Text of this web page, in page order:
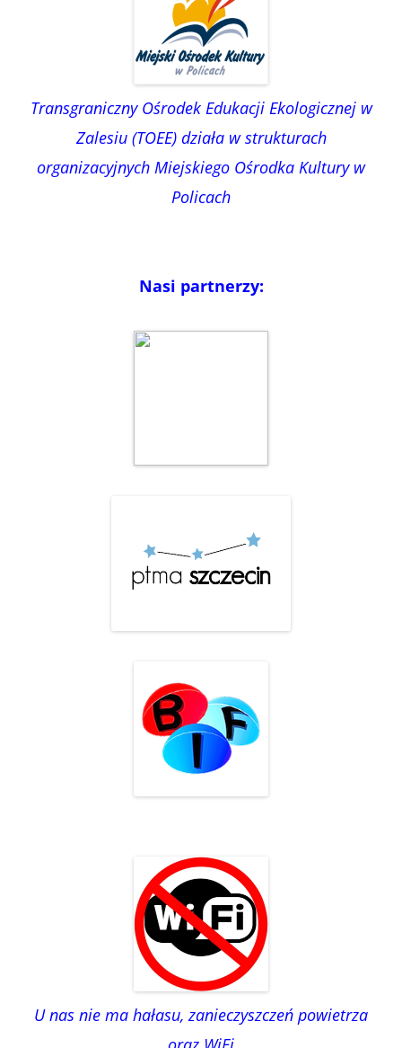
Transgraniczny Ośrodek Edukacji Ekologicznej w
Zalesiu (TOEE) działa w strukturach
organizacyjnych Miejskiego Ośrodka Kultury w
Policach
Nasi partnerzy:
U nas nie ma hałasu, zanieczyszczeń powietrza